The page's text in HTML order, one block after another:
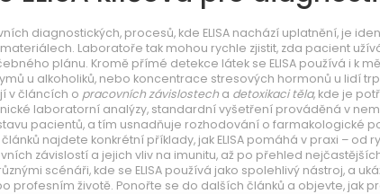
diagnostických, procesů, kde ELISA nachází uplatnění, je
. Laboratoře tak mohou rychle zjistit, zda pacient
plánu. Kromě přímé detekce látek se ELISA používá i k
u alkoholiků, nebo koncentrace stresových hormonů u lidí
v článcích o pracovních závislostech a detoxikaci těla, kde je
laboratorní analýzy, standardní vyšetření prováděná v
pacientů, a tím usnadňuje rozhodování o farmakologické
najdete konkrétní příklady, jak ELISA pomáhá v praxi –
závislostí a jejich vliv na imunitu, až po přehled
scénáři, kde se ELISA používá jako spolehlivý nástroj, a
profesním životě. Ponořte se do dalších článků a objevte, jak